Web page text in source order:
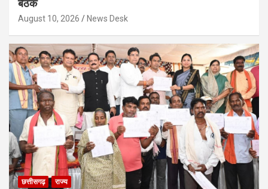
बैठक
August 10, 2026 News Desk
छत्तीसगढ़ राज्य